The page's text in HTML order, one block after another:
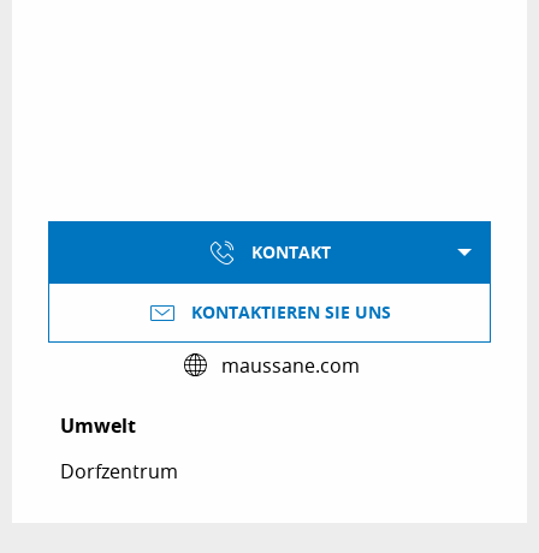
KONTAKT
KONTAKTIEREN SIE UNS
maussane.com
Umwelt
Umwelt
Dorfzentrum